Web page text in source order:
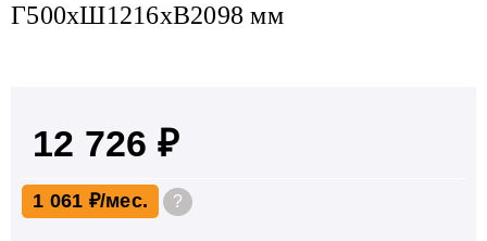
Г500хШ1216хВ2098 мм
12 726 ₽
1 061 ₽ ?